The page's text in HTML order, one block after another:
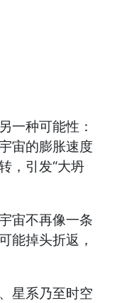
种可能性：
宙的膨胀速度
，引发“大坍
宙不再像一条
能掉头折返，
星系乃至时空